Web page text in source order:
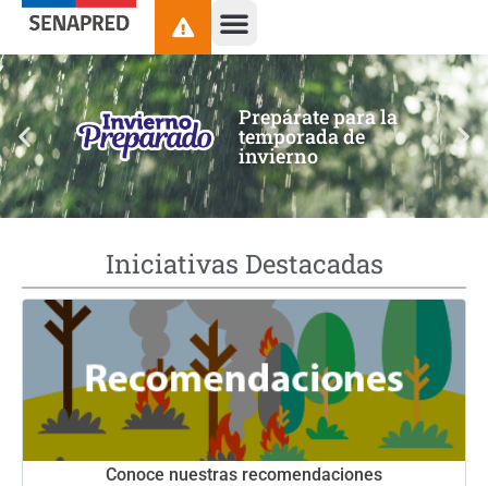
contenido
Prepárate para la
temporada de
invierno
Iniciativas Destacadas
Conoce nuestras recomendaciones